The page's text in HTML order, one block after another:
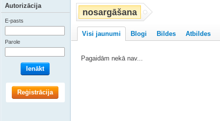
nosargāšana
Visi jaunumi Blogi Bildes Atbildes
Pagaidām nekā nav...
Autorizācija
E-pasts
Parole
Ienākt
Reģistrācija